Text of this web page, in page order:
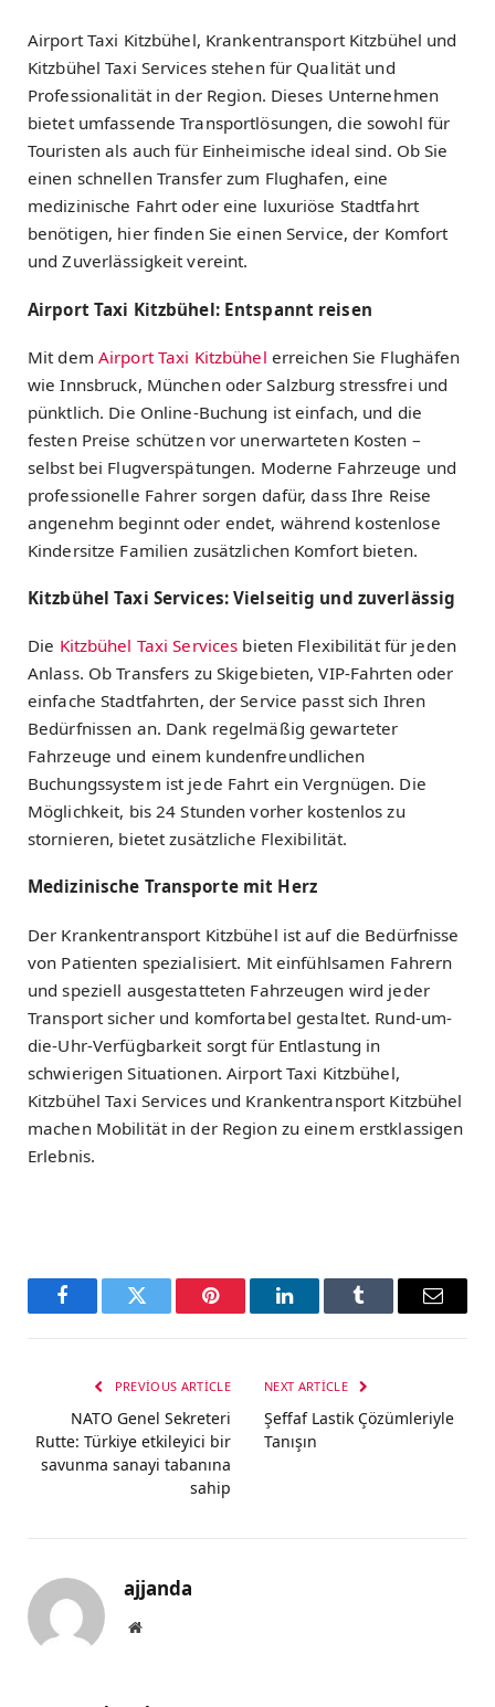
Airport Taxi Kitzbühel, Krankentransport Kitzbühel und
Kitzbühel Taxi Services stehen für Qualität und
Professionalität in der Region. Dieses Unternehmen
bietet umfassende Transportlösungen, die sowohl für
Touristen als auch für Einheimische ideal sind. Ob Sie
einen schnellen Transfer zum Flughafen, eine
medizinische Fahrt oder eine luxuriöse Stadtfahrt
benötigen, hier finden Sie einen Service, der Komfort
und Zuverlässigkeit vereint.
Airport Taxi Kitzbühel: Entspannt reisen
Mit dem Airport Taxi Kitzbühel erreichen Sie Flughäfen
wie Innsbruck, München oder Salzburg stressfrei und
pünktlich. Die Online-Buchung ist einfach, und die
festen Preise schützen vor unerwarteten Kosten –
selbst bei Flugverspätungen. Moderne Fahrzeuge und
professionelle Fahrer sorgen dafür, dass Ihre Reise
angenehm beginnt oder endet, während kostenlose
Kindersitze Familien zusätzlichen Komfort bieten.
Kitzbühel Taxi Services: Vielseitig und zuverlässig
Die Kitzbühel Taxi Services bieten Flexibilität für jeden
Anlass. Ob Transfers zu Skigebieten, VIP-Fahrten oder
einfache Stadtfahrten, der Service passt sich Ihren
Bedürfnissen an. Dank regelmäßig gewarteter
Fahrzeuge und einem kundenfreundlichen
Buchungssystem ist jede Fahrt ein Vergnügen. Die
Möglichkeit, bis 24 Stunden vorher kostenlos zu
stornieren, bietet zusätzliche Flexibilität.
Medizinische Transporte mit Herz
Der Krankentransport Kitzbühel ist auf die Bedürfnisse
von Patienten spezialisiert. Mit einfühlsamen Fahrern
und speziell ausgestatteten Fahrzeugen wird jeder
Transport sicher und komfortabel gestaltet. Rund-um-
die-Uhr-Verfügbarkeit sorgt für Entlastung in
schwierigen Situationen. Airport Taxi Kitzbühel,
Kitzbühel Taxi Services und Krankentransport Kitzbühel
machen Mobilität in der Region zu einem erstklassigen
Erlebnis.
FacebookTwitter Pinterest LinkedInTumblr Email
PREVIOUS ARTICLE
NATO Genel Sekreteri
Rutte: Türkiye etkileyici bir
savunma sanayi tabanına
sahip
NEXT ARTICLE
Şeffaf Lastik Çözümleriyle
Tanışın
ajjanda
Website